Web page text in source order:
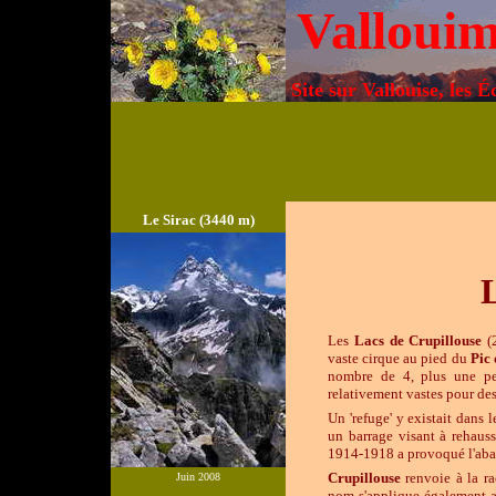
Site sur Vallouise, les
Le Sirac (3440 m)
Juin 2008
Les Lacs de Crupillouse
vaste cirque au pied du Pic
nombre de 4, plus une
relativement vastes pour
Un 'refuge' y existait dans
un barrage visant à
1914-1918 a provoqué
Crupillouse renvoie à la